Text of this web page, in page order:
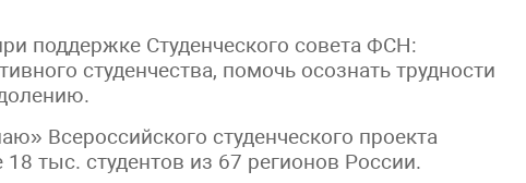
поддержке Студенческого совета ФСН:
студенчества, помочь осознать трудности
Всероссийского студенческого проекта
тыс. студентов из 67 регионов России.